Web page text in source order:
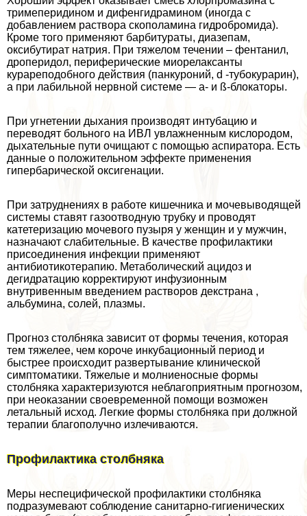
тримеперидином и дифенгидрамином (иногда с
добавлением раствора скополамина гидробромида).
Кроме того применяют барбитураты, диазепам,
оксибутират натрия. При тяжелом течении – фентанил,
дроперидол, периферические миорелаксанты
курареподобного действия (панкуроний, d -тубокурарин),
а при лабильной нервной системе — а- и ß-блокаторы.
При угнетении дыхания производят интубацию и
переводят больного на ИВЛ увлажненным кислородом,
дыхательные пути очищают с помощью аспиратора. Есть
данные о положительном эффекте применения
гипербарической оксигенации.
При затруднениях в работе кишечника и мочевыводящей
системы ставят газоотводную трубку и проводят
катетеризацию мочевого пузыря у женщин и у мужчин,
назначают слабительные. В качестве профилактики
присоединения инфекции применяют
антибиотикотерапию. Метаболический ацидоз и
дегидратацию корректируют инфузионным
внутривенным введением растворов декстрана ,
альбумина, солей, плазмы.
Прогноз столбняка зависит от формы течения, которая
тем тяжелее, чем короче инкубационный период и
быстрее происходит развертывание клинической
симптоматики. Тяжелые и молниеносные формы
столбняка хаpaктеризуются нeблагоприятным прогнозом,
при неоказании своевременной помощи возможен
летальный исход. Легкие формы столбняка при должной
терапии благополучно излечиваются.
Профилактика столбняка
Меры неспецифической профилактики столбняка
подразумевают соблюдение санитарно-гигиенических